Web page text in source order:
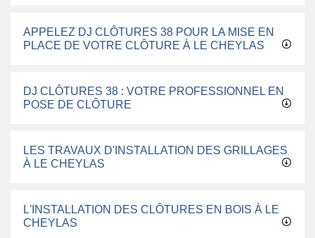
APPELEZ DJ CLÔTURES 38 POUR LA MISE EN
PLACE DE VOTRE CLÔTURE À LE CHEYLAS
DJ CLÔTURES 38 : VOTRE PROFESSIONNEL EN
POSE DE CLÔTURE
LES TRAVAUX D'INSTALLATION DES GRILLAGES
À LE CHEYLAS
L'INSTALLATION DES CLÔTURES EN BOIS À LE
CHEYLAS